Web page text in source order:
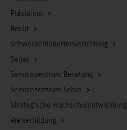
Präsidium
Recht
Schwerbehindertenvertretung
Senat
Servicezentrum Beratung
Servicezentrum Lehre
Strategische Hochschulentwicklung
Weiterbildung